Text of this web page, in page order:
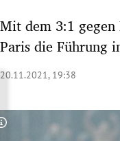
Untermenü
Mit dem 3:1 gegen
Paris die Führung
20.11.2021, 19:38
Copyright-Hinweis